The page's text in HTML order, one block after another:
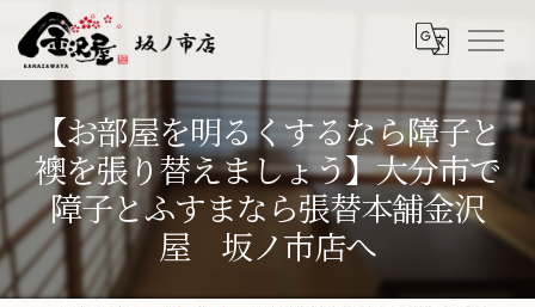
【お部屋を明るくするなら障子と
襖を張り替えましょう】大分市で
障子とふすまなら張替本舗金沢
屋 坂ノ市店へ